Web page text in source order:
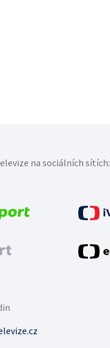
na sociálních sítích: